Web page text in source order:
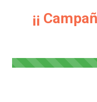
¡¡